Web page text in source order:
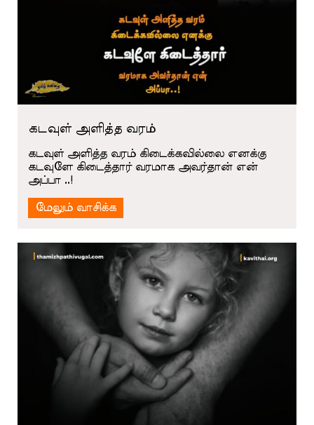
கடவுள் அளித்த வரம்
கடவுள் அளித்த வரம் கிடைக்கவில்லை எனக்கு
கடவுளே கிடைத்தார் வரமாக அவர்தான் என்
அப்பா ..!
மேலும் வாசிக்க